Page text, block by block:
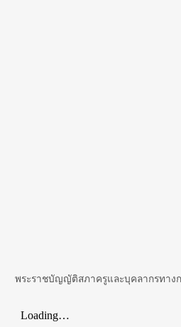
พระราชบัญญัติสภาครูและบุคลากรทาง